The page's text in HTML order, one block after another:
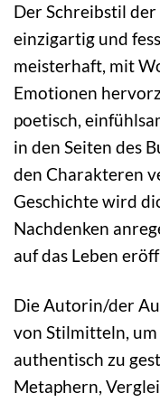
Der Schreibstil
einzigartig und
meisterhaft, mit
Emotionen
poetisch,
in den Seiten des
den Charakteren
Geschichte wird
Nachdenken
auf das Leben
Die Autorin/der
von Stilmitteln,
authentisch zu
Metaphern,